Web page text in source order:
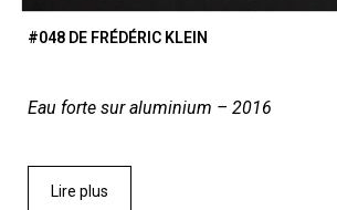
#048 DE FRÉDÉRIC KLEIN
Eau forte sur aluminium – 2016
Lire plus